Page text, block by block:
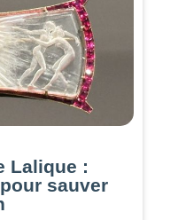
Lalique :
sauver